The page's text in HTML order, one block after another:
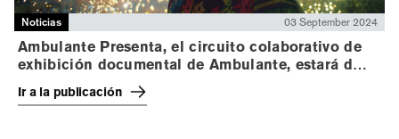
Noticias 03 September 2024
Ambulante Presenta, el circuito colaborativo de
exhibición documental de Ambulante, estará de
regreso en 24 estados de la república mexicana
Ir a la publicación